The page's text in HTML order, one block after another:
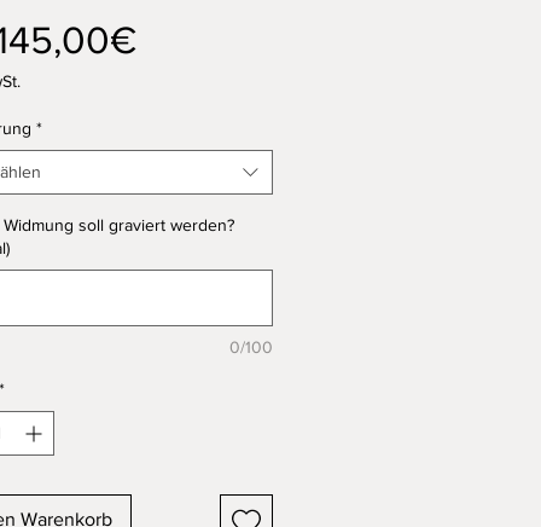
Sale-
*
soll graviert werden?
0/100
*
Warenkorb